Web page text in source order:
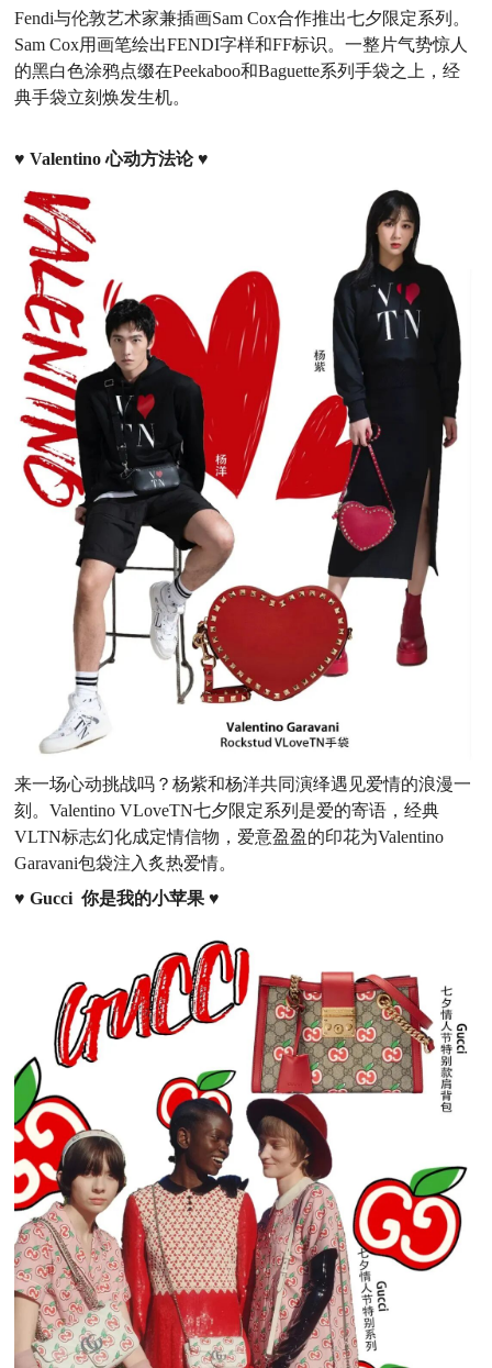
Fendi与伦敦艺术家兼插画Sam Cox合作推出七夕限定系列。
Sam Cox用画笔绘出FENDI字样和FF标识。一整片气势惊人
的黑白色涂鸦点缀在Peekaboo和Baguette系列手袋之上，经
典手袋立刻焕发生机。
♥ Valentino 心动方法论♥
来一场心动挑战吗？杨紫和杨洋共同演绎遇见爱情的浪漫一
刻。Valentino VLoveTN七夕限定系列是爱的寄语，经典
VLTN标志幻化成定情信物，爱意盈盈的印花为Valentino
Garavani包袋注入炙热爱情。
♥ Gucci 你是我的小苹果♥